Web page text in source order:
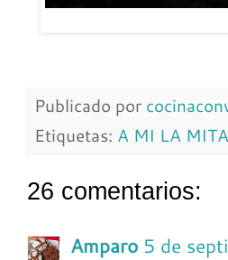
Publicado por
Etiquetas: A MI LA
26 comentarios:
Amparo 5 de